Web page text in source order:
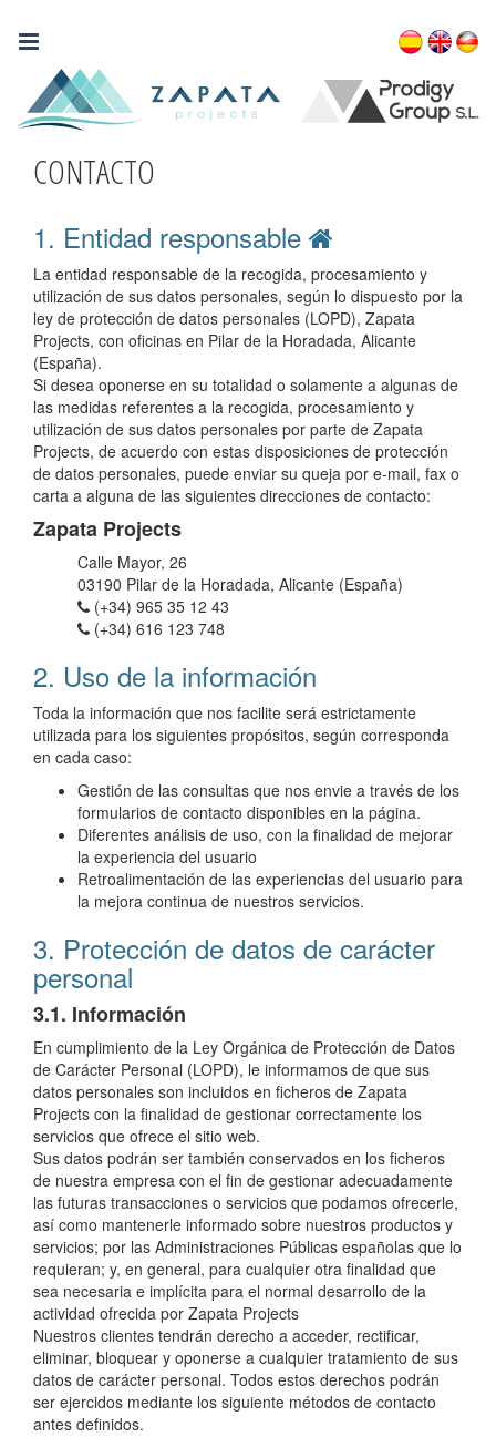
CONTACTO
1. Entidad responsable
La entidad responsable de la recogida, procesamiento y
utilización de sus datos personales, según lo dispuesto por la
ley de protección de datos personales (LOPD), Zapata
Projects, con oficinas en Pilar de la Horadada, Alicante
(España).
Si desea oponerse en su totalidad o solamente a algunas de
las medidas referentes a la recogida, procesamiento y
utilización de sus datos personales por parte de Zapata
Projects, de acuerdo con estas disposiciones de protección
de datos personales, puede enviar su queja por e-mail, fax o
carta a alguna de las siguientes direcciones de contacto:
Zapata Projects
Calle Mayor, 26
03190 Pilar de la Horadada, Alicante (España)
(+34) 965 35 12 43
(+34) 616 123 748
2. Uso de la información
Toda la información que nos facilite será estrictamente
utilizada para los siguientes propósitos, según corresponda
en cada caso:
Gestión de las consultas que nos envie a través de los
formularios de contacto disponibles en la página.
Diferentes análisis de uso, con la finalidad de mejorar
la experiencia del usuario
Retroalimentación de las experiencias del usuario para
la mejora continua de nuestros servicios.
3. Protección de datos de carácter
personal
3.1. Información
En cumplimiento de la Ley Orgánica de Protección de Datos
de Carácter Personal (LOPD), le informamos de que sus
datos personales son incluidos en ficheros de Zapata
Projects con la finalidad de gestionar correctamente los
servicios que ofrece el sitio web.
Sus datos podrán ser también conservados en los ficheros
de nuestra empresa con el fin de gestionar adecuadamente
las futuras transacciones o servicios que podamos ofrecerle,
así como mantenerle informado sobre nuestros productos y
servicios; por las Administraciones Públicas españolas que lo
requieran; y, en general, para cualquier otra finalidad que
sea necesaria e implícita para el normal desarrollo de la
actividad ofrecida por Zapata Projects
Nuestros clientes tendrán derecho a acceder, rectificar,
eliminar, bloquear y oponerse a cualquier tratamiento de sus
datos de carácter personal. Todos estos derechos podrán
ser ejercidos mediante los siguiente métodos de contacto
antes definidos.